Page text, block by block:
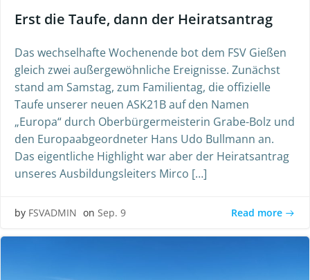
Erst die Taufe, dann der Heiratsantrag
Das wechselhafte Wochenende bot dem FSV Gießen
gleich zwei außergewöhnliche Ereignisse. Zunächst
stand am Samstag, zum Familientag, die offizielle
Taufe unserer neuen ASK21B auf den Namen
„Europa“ durch Oberbürgermeisterin Grabe-Bolz und
den Europaabgeordneter Hans Udo Bullmann an.
Das eigentliche Highlight war aber der Heiratsantrag
unseres Ausbildungsleiters Mirco […]
by FSVADMIN on Sep. 9 Read more